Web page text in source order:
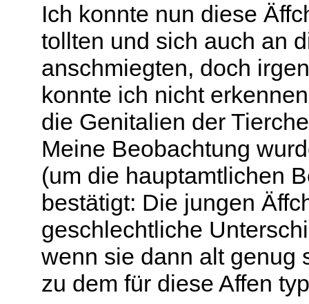
Ich konnte nun diese
tollten und sich auch an
anschmiegten, doch
konnte ich nicht
die Genitalien der
Meine Beobachtung
(um die hauptamtlichen
bestätigt: Die jungen
geschlechtliche
wenn sie dann alt genug
zu dem für diese Affen